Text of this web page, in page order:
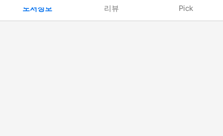
도서정보 리뷰 Pick